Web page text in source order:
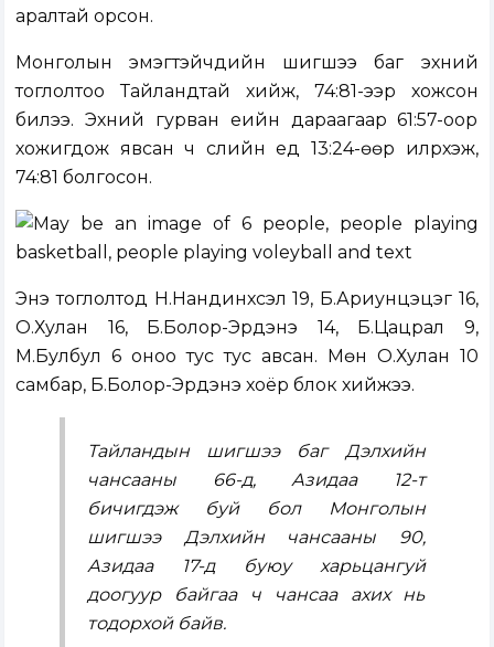
аралтай орсон.
Монголын эмэгтэйчүүдийн шигшээ баг эхний
тоглолтоо Тайландтай хийж, 74:81-ээр хожсон
билээ. Эхний гурван үеийн дараагаар 61:57-оор
хожигдож явсан ч сүүлийн үед 13:24-өөр илүүрхэж,
74:81 болгосон.
Энэ тоглолтод Н.Нандинхүсэл 19, Б.Ариунцэцэг 16,
О.Хулан 16, Б.Болор-Эрдэнэ 14, Б.Цацрал 9,
М.Булбул 6 оноо тус тус авсан. Мөн О.Хулан 10
самбар, Б.Болор-Эрдэнэ хоёр блок хийжээ.
Тайландын шигшээ баг Дэлхийн
чансааны 66-д, Азидаа 12-т
бичигдэж буй бол Монголын
шигшээ Дэлхийн чансааны 90,
Азидаа 17-д буюу харьцангуй
доогуур байгаа ч чансаа ахих нь
тодорхой байв.